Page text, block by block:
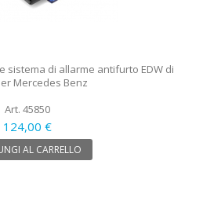
sistema di allarme antifurto EDW di
Mercedes Benz
Art. 45850
124,00 €
AL CARRELLO